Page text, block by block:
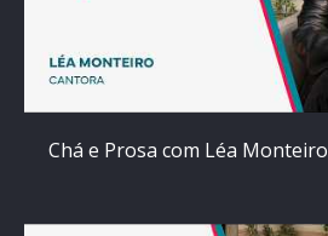
Chá e Prosa com Léa Monteiro